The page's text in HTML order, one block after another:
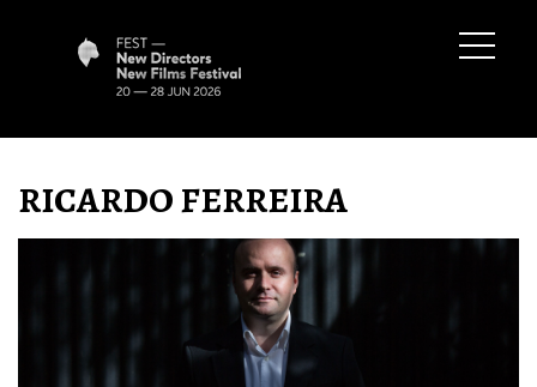
RICARDO FERREIRA